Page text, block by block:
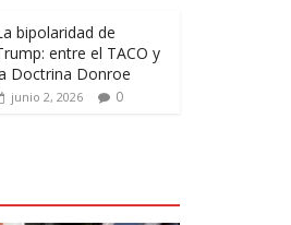
bipolaridad de
entre el TACO y
Doctrina Donroe
junio 2, 2026 0